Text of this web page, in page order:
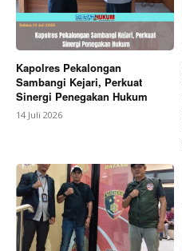
Kapolres Pekalongan
Sambangi Kejari, Perkuat
Sinergi Penegakan Hukum
14 Juli 2026